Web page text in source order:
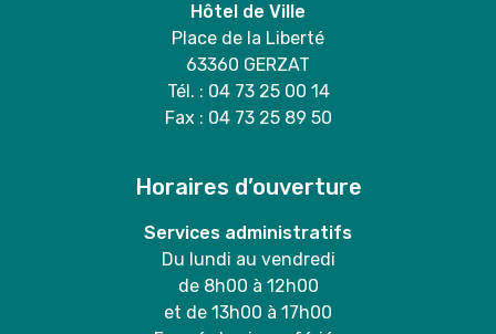
Hôtel de Ville
Place de la Liberté
63360 GERZAT
Tél. : 04 73 25 00 14
Fax : 04 73 25 89 50
Horaires d’ouverture
Services administratifs
Du lundi au vendredi
de 8h00 à 12h00
et de 13h00 à 17h00